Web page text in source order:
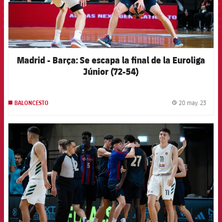
Madrid - Barça: Se escapa la final de la Euroliga
Júnior (72-54)
BALONCESTO 20 may. 23
FCB Barcelona badge